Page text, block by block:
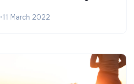
•11 March 2022